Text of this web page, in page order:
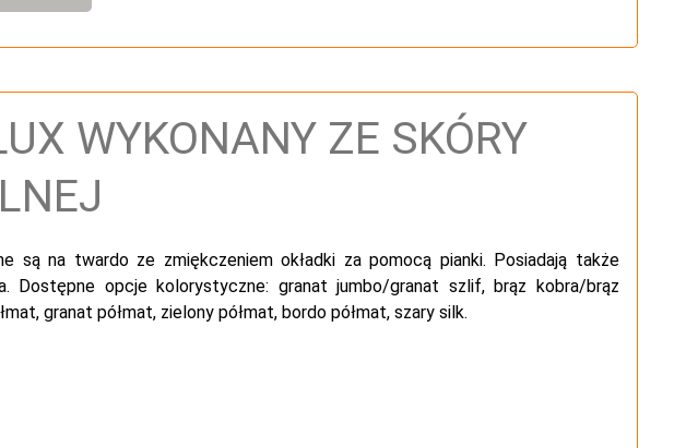
WYKONANY ZE SKÓRY
są na twardo ze zmiękczeniem okładki za pomocą pianki. Posiadają także
Dostępne opcje kolorystyczne: granat jumbo/granat szlif, brąz kobra/brąz
granat półmat, zielony półmat, bordo półmat, szary silk.